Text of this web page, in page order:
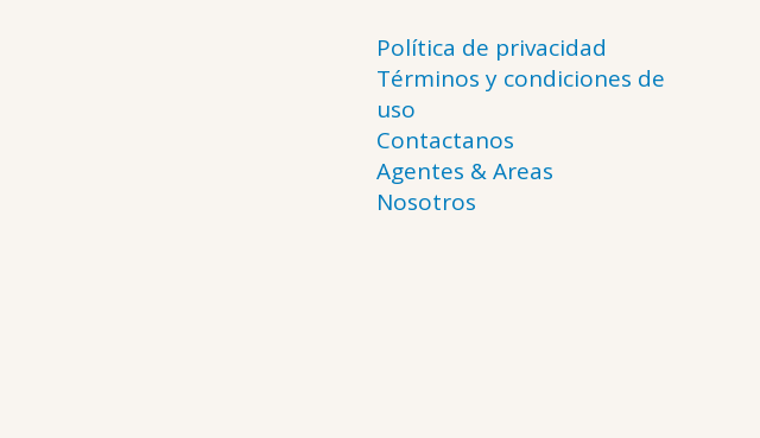
Política de privacidad
Términos y condiciones de
uso
Contactanos
Agentes & Areas
Nosotros